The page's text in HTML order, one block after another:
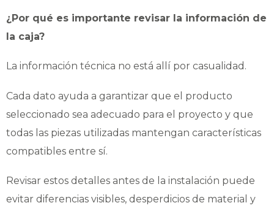
¿Por qué es importante revisar la información de
la caja?
La información técnica no está allí por casualidad.
Cada dato ayuda a garantizar que el producto
seleccionado sea adecuado para el proyecto y que
todas las piezas utilizadas mantengan características
compatibles entre sí.
Revisar estos detalles antes de la instalación puede
evitar diferencias visibles, desperdicios de material y